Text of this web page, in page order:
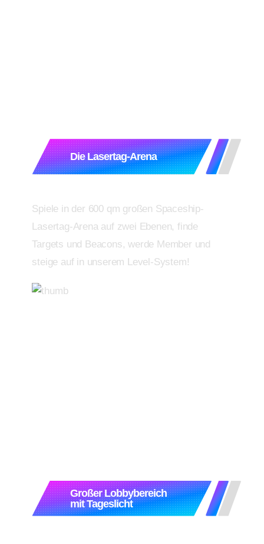
Die Lasertag-Arena
Spiele in der 600 qm großen Spaceship-
Lasertag-Arena auf zwei Ebenen, finde
Targets und Beacons, werde Member und
steige auf in unserem Level-System!
Großer Lobbybereich
mit Tageslicht